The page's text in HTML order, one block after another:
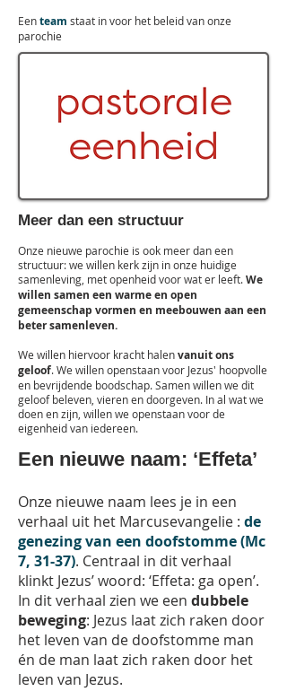
Eenteam staat in voor het beleid van onze
parochie
Meer dan een structuur
Onze nieuwe parochie is ook meer dan een
structuur: we willen kerk zijn in onze huidige
samenleving, met openheid voor wat er leeft.We
willen samen een warme en open
gemeenschap vormen en meebouwen aan een
beter samenleven.
We willen hiervoor kracht halenvanuit ons
geloof. We willen openstaan voor Jezus' hoopvolle
en bevrijdende boodschap. Samen willen we dit
geloof beleven, vieren en doorgeven. In al wat we
doen en zijn, willen we openstaan voor de
eigenheid van iedereen.
Een nieuwe naam: ‘Effeta’
Onze nieuwe naam lees je in een
verhaal uit het Marcusevangelie : de
genezing van een doofstomme (Mc
7, 31-37). Centraal in dit verhaal
klinkt Jezus’ woord: ‘Effeta: ga open’.
In dit verhaal zien we een dubbele
beweging: Jezus laat zich raken door
het leven van de doofstomme man
én de man laat zich raken door het
leven van Jezus.